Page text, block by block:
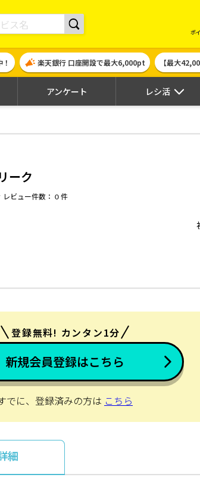
できるポイントサイト | ハピタス
ポ
楽天銀行 口座開設で最大6,000pt 【最大
アンケート レシ活
ーク
レビュー件数： 0 件
登録無料! カンタン1分
新規会員登録はこちら
でに、登録済みの方は こちら
細